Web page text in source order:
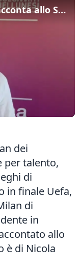
L'ex bomber Gigi Lentini si racconta allo Sport Business Forum
dei
per talento,
di
in finale Uefa,
di
in
allo
è di Nicola